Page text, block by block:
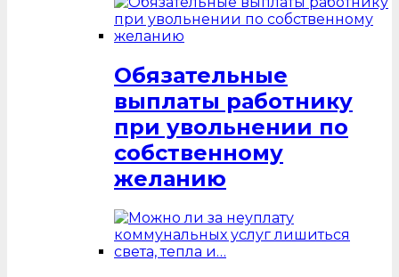
Обязательные
выплаты работнику
при увольнении по
собственному
желанию